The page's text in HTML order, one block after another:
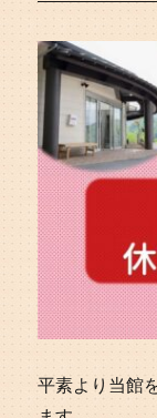
平素より当館